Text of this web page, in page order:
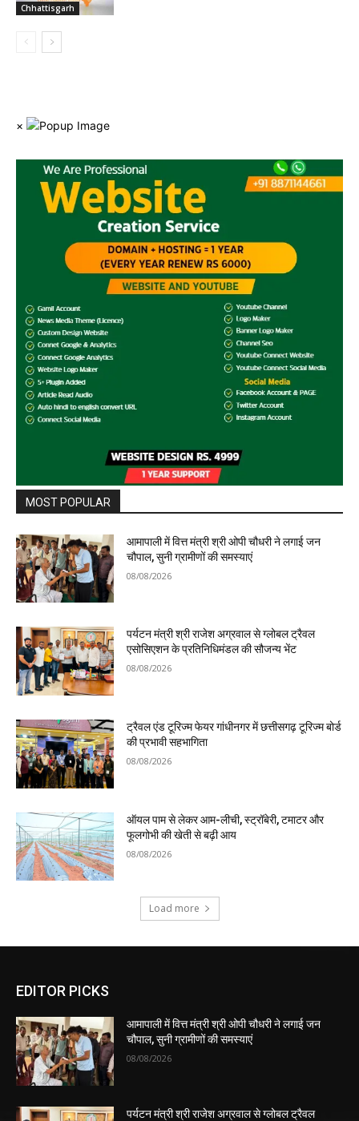
Chhattisgarh
×
MOST POPULAR
आमापाली में वित्त मंत्री श्री ओपी चौधरी ने लगाई जन
चौपाल, सुनी ग्रामीणों की समस्याएं
08/08/2026
पर्यटन मंत्री श्री राजेश अग्रवाल से ग्लोबल ट्रैवल
एसोसिएशन के प्रतिनिधिमंडल की सौजन्य भेंट
08/08/2026
ट्रैवल एंड टूरिज्म फेयर गांधीनगर में छत्तीसगढ़ टूरिज्म बोर्ड
की प्रभावी सहभागिता
08/08/2026
ऑयल पाम से लेकर आम-लीची, स्ट्रॉबेरी, टमाटर और
फूलगोभी की खेती से बढ़ी आय
08/08/2026
Load more
EDITOR PICKS
आमापाली में वित्त मंत्री श्री ओपी चौधरी ने लगाई जन
चौपाल, सुनी ग्रामीणों की समस्याएं
08/08/2026
पर्यटन मंत्री श्री राजेश अग्रवाल से ग्लोबल ट्रैवल